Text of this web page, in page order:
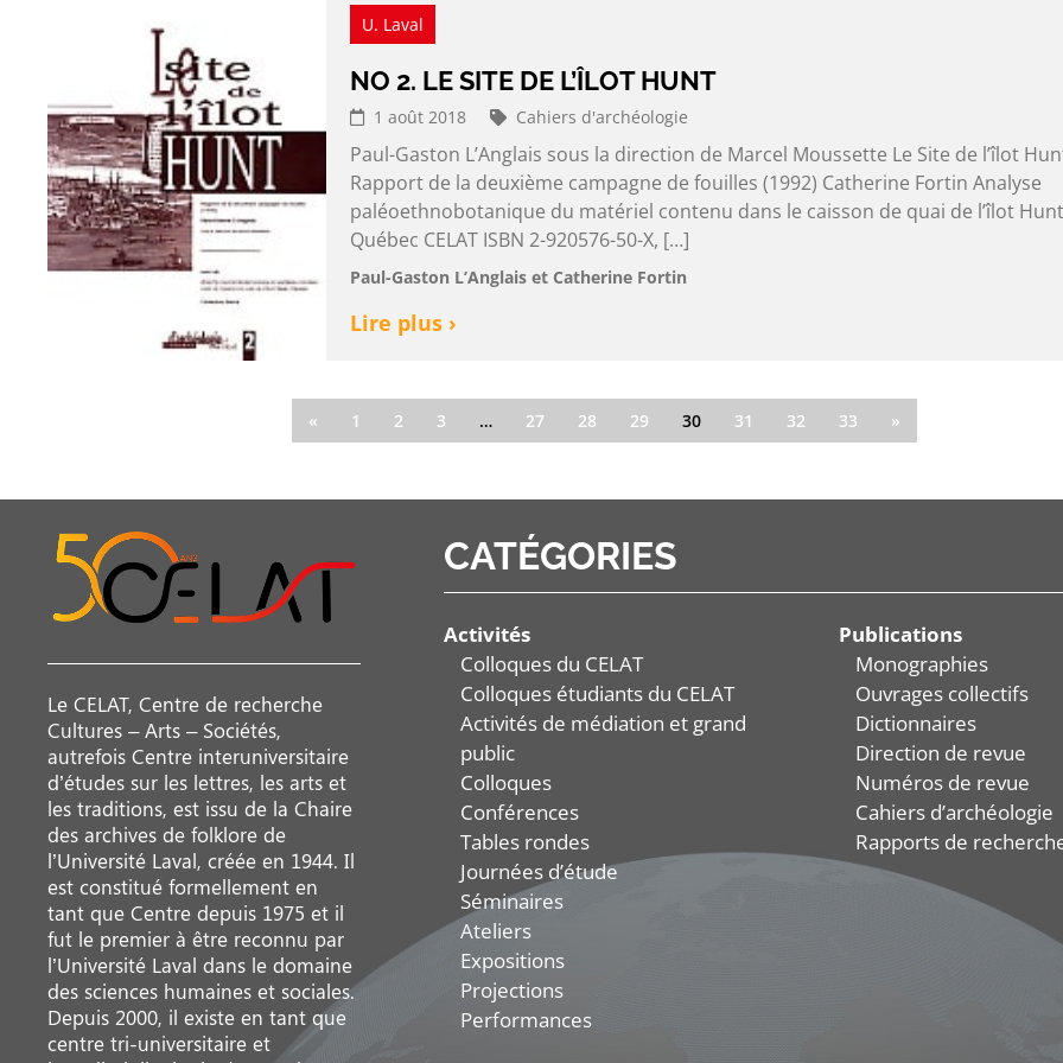
U. Laval
NO 2. LE SITE DE L’ÎLOT HUNT
1 août 2018 Cahiers d'archéologie
Paul-Gaston L’Anglais sous la direction de Marcel Moussette Le Site de l’îlot
Rapport de la deuxième campagne de fouilles (1992) Catherine Fortin Analyse
paléoethnobotanique du matériel contenu dans le caisson de quai de l’îlot
Québec CELAT ISBN 2-920576-50-X, […]
Paul-Gaston L’Anglais et Catherine Fortin
Lire plus ›
« 1 2 3 … 27 28 29 30 31 32 33 »
Le CELAT, Centre de recherche
Cultures – Arts – Sociétés,
autrefois Centre interuniversitaire
d’études sur les lettres, les arts et
les traditions, est issu de la Chaire
des archives de folklore de
l’Université Laval, créée en 1944. Il
est constitué formellement en
tant que Centre depuis 1975 et il
fut le premier à être reconnu par
l’Université Laval dans le domaine
des sciences humaines et sociales.
Depuis 2000, il existe en tant que
centre tri-universitaire et
CATÉGORIES
Activités
Colloques du CELAT
Colloques étudiants du CELAT
Activités de médiation et grand
public
Colloques
Conférences
Tables rondes
Journées d’étude
Séminaires
Ateliers
Expositions
Projections
Performances
Publications
Monographies
Ouvrages collectifs
Dictionnaires
Direction de revue
Numéros de revue
Cahiers d’archéologie
Rapports de